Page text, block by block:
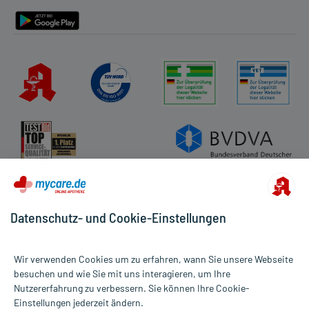
Alle Preise gelten inkl. MwSt., ggf. zzgl. Versandkosten
Informationen auf dieser Website werden ausschließlich für
Datenschutz- und Cookie-Einstellungen
Wir verwenden Cookies um zu erfahren, wann Sie unsere Webseite
besuchen und wie Sie mit uns interagieren, um Ihre
Nutzererfahrung zu verbessern. Sie können Ihre Cookie-
Einstellungen jederzeit ändern.